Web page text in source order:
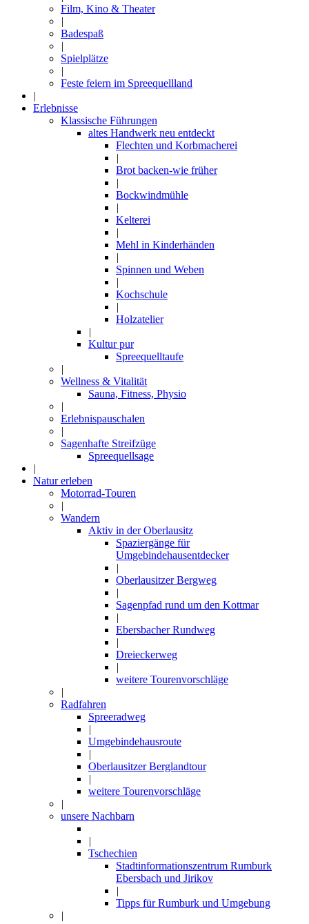
Film, Kino & Theater
|
Badespaß
|
Spielplätze
|
Feste feiern im Spreequellland
|
Erlebnisse
Klassische Führungen
altes Handwerk neu entdeckt
Flechten und Korbmacherei
|
Brot backen-wie früher
|
Bockwindmühle
|
Kelterei
|
Mehl in Kinderhänden
|
Spinnen und Weben
|
Kochschule
|
Holzatelier
|
Kultur pur
Spreequelltaufe
|
Wellness & Vitalität
Sauna, Fitness, Physio
|
Erlebnispauschalen
|
Sagenhafte Streifzüge
Spreequellsage
|
Natur erleben
Motorrad-Touren
|
Wandern
Aktiv in der Oberlausitz
Spaziergänge für
Umgebindehausentdecker
|
Oberlausitzer Bergweg
|
Sagenpfad rund um den Kottmar
|
Ebersbacher Rundweg
|
Dreieckerweg
|
weitere Tourenvorschläge
|
Radfahren
Spreeradweg
|
Umgebindehausroute
|
Oberlausitzer Berglandtour
|
weitere Tourenvorschläge
|
unsere Nachbarn
|
Tschechien
Stadtinformationszentrum Rumburk
Ebersbach und Jirikov
|
Tipps für Rumburk und Umgebung
|